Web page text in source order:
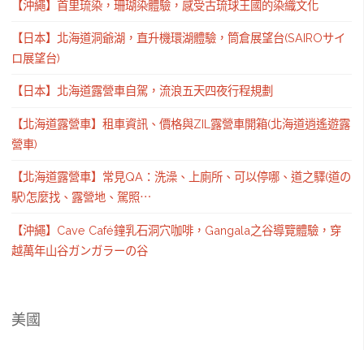
【沖繩】首里琉染，珊瑚染體驗，感受古琉球王國的染織文化
【日本】北海道洞爺湖，直升機環湖體驗，筒倉展望台(SAIROサイ
ロ展望台)
【日本】北海道露營車自駕，流浪五天四夜行程規劃
【北海道露營車】租車資訊、價格與ZIL露營車開箱(北海道逍遙遊露
營車)
【北海道露營車】常見QA：洗澡、上廁所、可以停哪、道之驛(道の
駅)怎麼找、露營地、駕照⋯
【沖繩】Cave Café鐘乳石洞穴咖啡，Gangala之谷導覽體驗，穿
越萬年山谷ガンガラーの谷
美國